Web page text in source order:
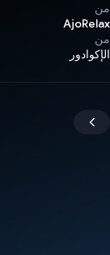
من
AjoRelax
من
الإكوادور